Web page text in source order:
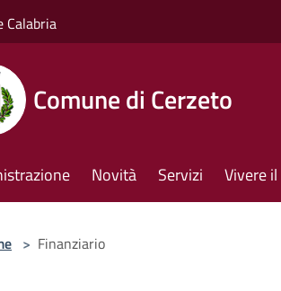
Calabria
Comune di Cerzeto
Novità Servizi Vivere
> Finanziario